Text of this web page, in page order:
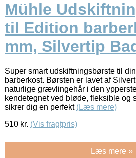
Mühle
til Edition
mm, Silvertip
Super smart udskiftningsbørste til
barberkost. Børsten er lavet af
naturlige grævlingehår i den
kendetegnet ved bløde, fleksible og
sikrer dig en perfekt (Læs mere)
510 kr. (Vis fragtpris)
Læs mere »